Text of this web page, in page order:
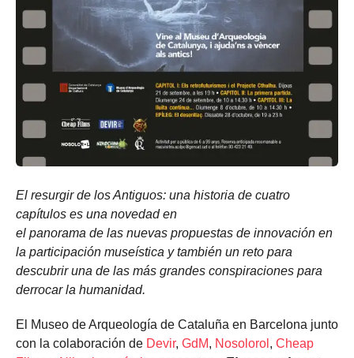
El resurgir de los Antiguos: una historia de cuatro
capítulos es una novedad en
el panorama de las nuevas propuestas de innovación en
la participación museística y también un reto para
descubrir una de las más grandes conspiraciones para
derrocar la humanidad.
El Museo de Arqueología de Cataluña en Barcelona junto
con la colaboración de Devir, GdM, Nosolorol , Cheap